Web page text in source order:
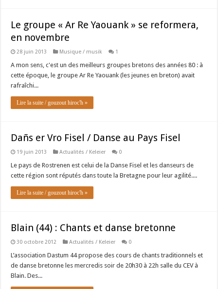
Le groupe « Ar Re Yaouank » se reformera,
en novembre
28 juin 2013 Musique / musik 1
A mon sens, c'est un des meilleurs groupes bretons des années 80 : à
cette époque, le groupe Ar Re Yaouank (les jeunes en breton) avait
rafraîchi...
Lire la suite / gouzout hiroc'h »
Dañs er Vro Fisel / Danse au Pays Fisel
19 juin 2013 Actualités / Keleier 0
Le pays de Rostrenen est celui de la Danse Fisel et les danseurs de
cette région sont réputés dans toute la Bretagne pour leur agilité....
Lire la suite / gouzout hiroc'h »
Blain (44) : Chants et danse bretonne
30 octobre 2012 Actualités / Keleier 0
L’association Dastum 44 propose des cours de chants traditionnels et
de danse bretonne les mercredis soir de 20h30 à 22h salle du CEV à
Blain. Des...